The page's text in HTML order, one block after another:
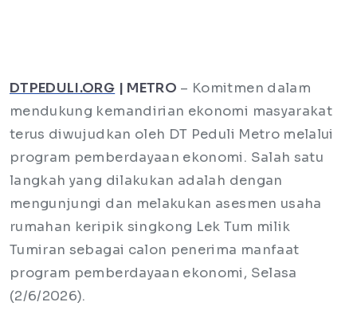
DTPEDULI.ORG | METRO – Komitmen dalam
mendukung kemandirian ekonomi masyarakat
terus diwujudkan oleh DT Peduli Metro melalui
program pemberdayaan ekonomi. Salah satu
langkah yang dilakukan adalah dengan
mengunjungi dan melakukan asesmen usaha
rumahan keripik singkong Lek Tum milik
Tumiran sebagai calon penerima manfaat
program pemberdayaan ekonomi, Selasa
(2/6/2026).